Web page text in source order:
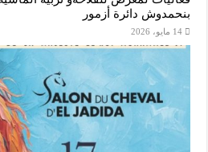
بنحمدوش دائرة أزمور
14 مايو، 2026